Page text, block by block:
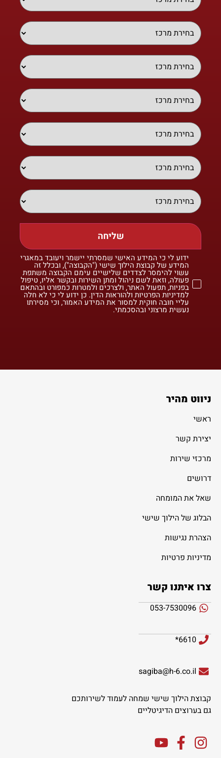
שליחה
ידוע לי כי המידע האישי שמסרתי יישמר ויעובד במאגרי
המידע של קבוצת הילוך שישי ("הקבוצה"), ובכלל זה
עשוי להימסר לצדדים שלישיים עימם הקבוצה משתפת
פעולה, וזאת לשם ניהול ומתן השירות ובקשר אליו, טיפול
בפניות, תפעול האתר, ולצרכים ולמטרות כמפורט ובהתאם
למדיניות הפרטיות ולהוראות הדין. כן ידוע לי כי לא חלה
עליי חובה חוקית למסור את המידע האמור, וכי מסירתו
נעשית מרצוני ובהסכמתי.
ניווט מהיר
ראשי
יצירת קשר
מרכזי שירות
דרושים
שאל את המומחה
הבלוג של הילוך שישי
הצהרת נגישות
מדיניות פרטיות
צרו איתנו קשר
053-7530096
6610*
sagiba@h-6.co.il
קבוצת הילוך שישי שמחה לעמוד לשירותכם
גם בערוצים הדיגיטליים